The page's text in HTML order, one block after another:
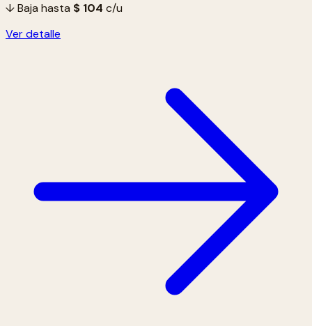
↓ Baja hasta $ 104 c/u
Ver detalle